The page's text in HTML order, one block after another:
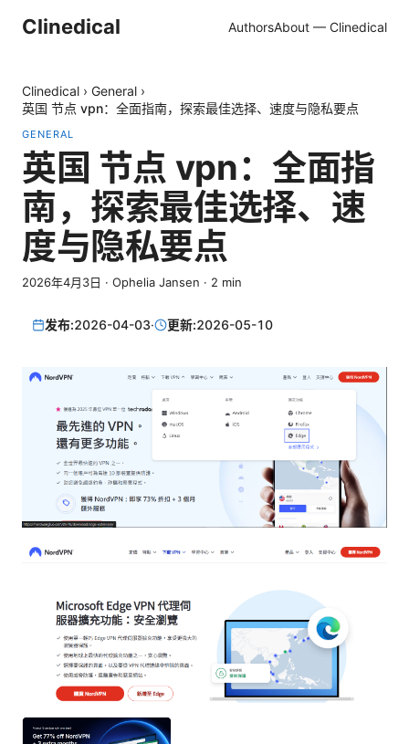
Clinedical AuthorsAbout — Clinedical
Clinedical › General ›
英国 节点 vpn：全面指南，探索最佳选择、速度与隐私要点
GENERAL
英国 节点 vpn：全面指
南，探索最佳选择、速
度与隐私要点
2026年4月3日 · Ophelia Jansen · 2 min
发布:2026-04-03· 更新:2026-05-10